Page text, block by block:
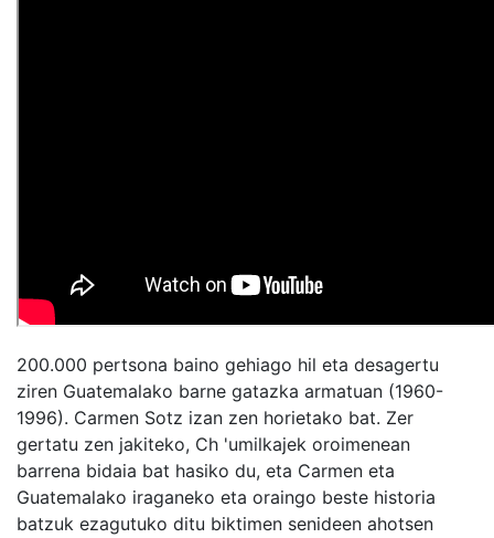
200.000 pertsona baino gehiago hil eta desagertu
ziren Guatemalako barne gatazka armatuan (1960-
1996). Carmen Sotz izan zen horietako bat. Zer
gertatu zen jakiteko, Ch 'umilkajek oroimenean
barrena bidaia bat hasiko du, eta Carmen eta
Guatemalako iraganeko eta oraingo beste historia
batzuk ezagutuko ditu biktimen senideen ahotsen